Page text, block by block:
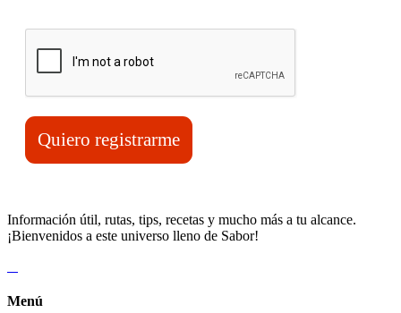
Quiero registrarme
Información útil, rutas, tips, recetas y mucho más a tu alcance.
¡Bienvenidos a este universo lleno de Sabor!
Menú